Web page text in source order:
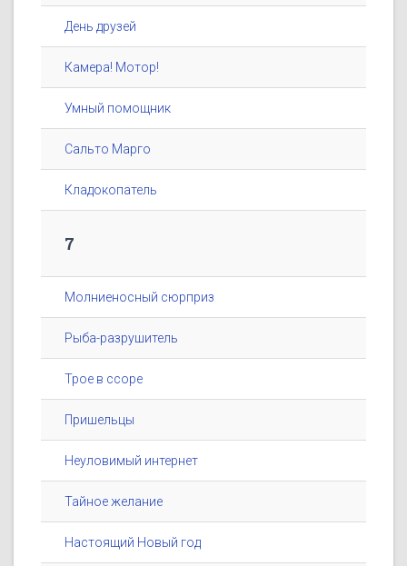
День друзей
Камера! Мотор!
Умный помощник
Сальто Марго
Кладокопатель
7
Молниеносный сюрприз
Рыба-разрушитель
Трое в ссоре
Пришельцы
Неуловимый интернет
Тайное желание
Настоящий Новый год